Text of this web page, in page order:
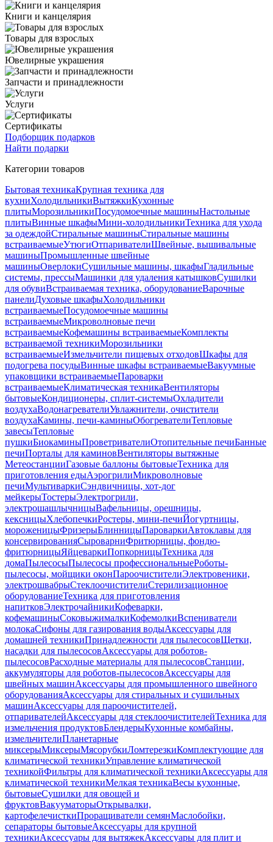
Книги и канцелярия
Товары для взрослых
Ювелирные украшения
Запчасти и принадлежности
Услуги
Сертификаты
Подборщик подарков
Найти подарки
Категории товаров
Бытовая техникаКрупная техника для
кухниХолодильникиВытяжкиКухонные
плитыМорозильникиПосудомоечные машиныНастольные
плитыВинные шкафыМини-холодильникиТехника для ухода
за одеждойСтиральные машиныСтиральные машины
встраиваемыеУтюгиОтпаривателиШвейные, вышивальные
машиныПромышленные швейные
машиныОверлокиСушильные машины, шкафыГладильные
системы, прессыМашинки для удаления катышковСушилки
для обувиВстраиваемая техника, оборудованиеВарочные
панелиДуховые шкафыХолодильники
встраиваемыеПосудомоечные машины
встраиваемыеМикроволновые печи
встраиваемыеКофемашины встраиваемыеКомплекты
встраиваемой техникиМорозильники
встраиваемыеИзмельчители пищевых отходовШкафы для
подогрева посудыВинные шкафы встраиваемыеВакуумные
упаковщики встраиваемыеПароварки
встраиваемыеКлиматическая техникаВентиляторы
бытовыеКондиционеры, сплит-системыОхладители
воздухаВодонагревателиУвлажнители, очистители
воздухаКамины, печи-каминыОбогревателиТепловые
завесыТепловые
пушкиБиокаминыПроветривателиОтопительные печиБанные
печиПорталы для каминовВентиляторы вытяжные
МетеостанцииГазовые баллоны бытовыеТехника для
приготовления едыАэрогрилиМикроволновые
печиМультиваркиСэндвичницы, хот-дог
мейкерыТостерыЭлектрогрили,
электрошашлычницыВафельницы, орешницы,
кексницыХлебопечкиРостеры, мини-печиЙогуртницы,
мороженицыФризерыБлинницыПароваркиАвтоклавы для
консервированияСыроварниФритюрницы, фондю-
фритюрницыЯйцеваркиПопкорницыТехника для
домаПылесосыПылесосы профессиональныеРоботы-
пылесосы, мойщики оконПароочистителиЭлектровеники,
электрошвабрыСтеклоочистителиСтерилизационное
оборудованиеТехника для приготовления
напитковЭлектрочайникиКофеварки,
кофемашиныСоковыжималкиКофемолкиВспениватели
молокаСифоны для газирования водыАксессуары для
домашней техникиПринадлежности для пылесосовЩетки,
насадки для пылесосовАксессуары для роботов-
пылесосовРасходные материалы для пылесосовСтанции,
аккумуляторы для роботов-пылесосовАксессуары для
швейных машинАксессуары для промышленного швейного
оборудованияАксессуары для стиральных и сушильных
машинАксессуары для пароочистителей,
отпаривателейАксессуары для стеклоочистителейТехника для
измельчения продуктовБлендерыКухонные комбайны,
измельчителиПланетарные
миксерыМиксерыМясорубкиЛомтерезкиКомплектующие для
климатической техникиУправление климатической
техникойФильтры для климатической техникиАксессуары для
климатической техникиМелкая техникаВесы кухонные,
бытовыеСушилки для овощей и
фруктовВакууматорыОткрывалки,
картофелечисткиПроращиватели семянМаслобойки,
сепараторы бытовыеАксессуары для крупной
техникиАксессуары для вытяжекАксессуары для плит и